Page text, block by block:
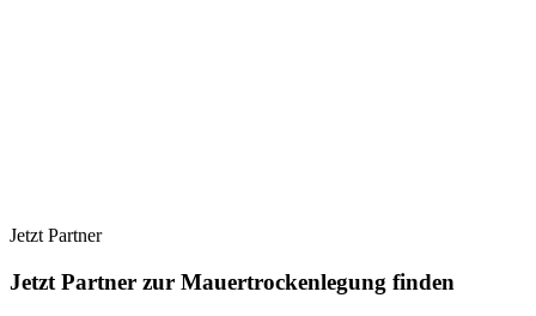
Jetzt Partner
Jetzt Partner zur Mauertrockenlegung finden